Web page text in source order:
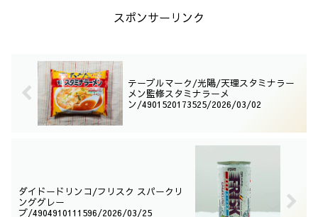
スポンサーリンク
テーブルマーク/光陽/天理スタミナラー
メン監修スタミナラーメ
ン/4901520173525/2026/03/02
ダイドードリンコ/フリスク スパークリ
ンググレー
プ/4904910111596/2026/03/25